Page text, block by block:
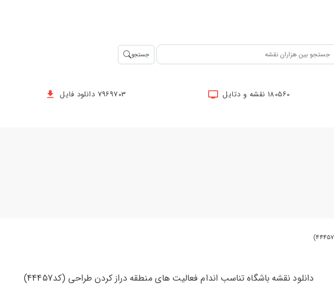
جستجو
180560 نقشه و دتایل 7969703 دانلود فایل
دانلود نقشه باشگاه تناسب اندام فعالیت های منطقه دراز کردن طراحی (کد44457)